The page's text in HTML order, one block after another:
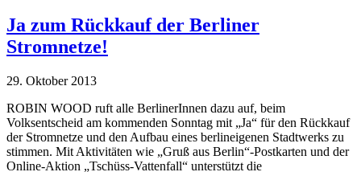
Ja zum Rückkauf der Berliner
Stromnetze!
29. Oktober 2013
ROBIN WOOD ruft alle BerlinerInnen dazu auf, beim
Volksentscheid am kommenden Sonntag mit „Ja“ für den Rückkauf
der Stromnetze und den Aufbau eines berlineigenen Stadtwerks zu
stimmen. Mit Aktivitäten wie „Gruß aus Berlin“-Postkarten und der
Online-Aktion „Tschüss-Vattenfall“ unterstützt die